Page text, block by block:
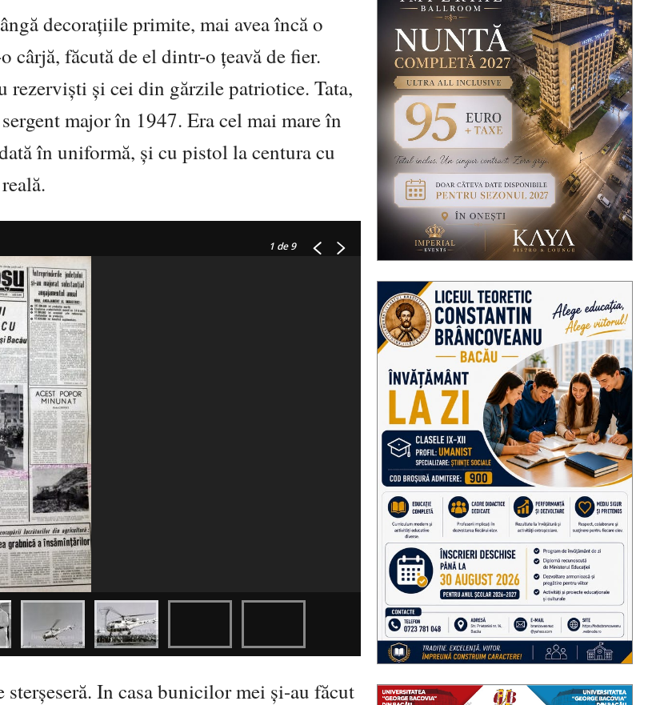
decorațiile primite, mai avea încă o
făcută de el dintr-o țeavă de fier.
rezerviști și cei din gărzile patriotice. Tata,
major în 1947. Era cel mai mare în
în uniformă, și cu pistol la centura cu
1 de 9
In casa bunicilor mei și-au făcut